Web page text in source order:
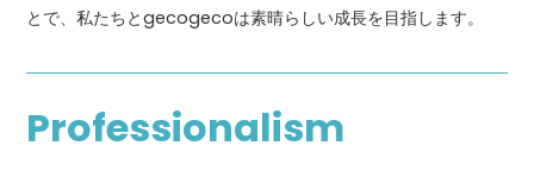
とで、私たちとgecogecoは素晴らしい成長を目指します。
Professionalism